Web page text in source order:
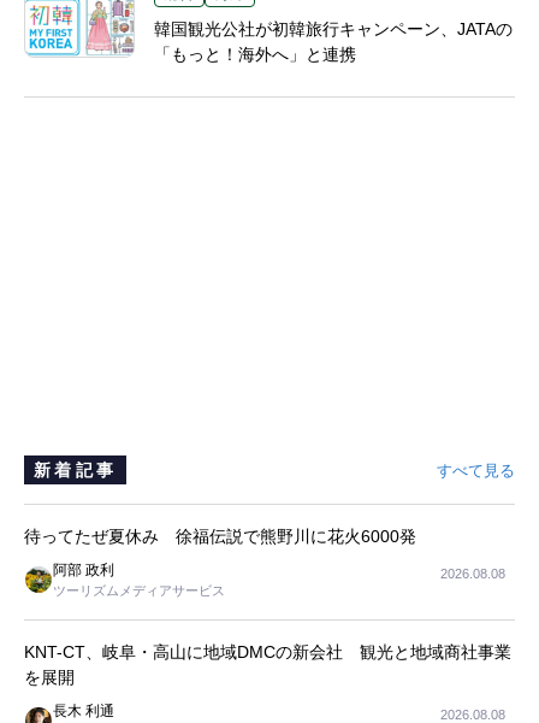
韓国観光公社が初韓旅行キャンペーン、JATAの
「もっと！海外へ」と連携
新着記事 すべて見る
待ってたぜ夏休み 徐福伝説で熊野川に花火6000発
阿部 政利
ツーリズムメディアサービス
2026.08.08
KNT-CT、岐阜・高山に地域DMCの新会社 観光と地域商社事業
を展開
長木 利通 2026.08.08